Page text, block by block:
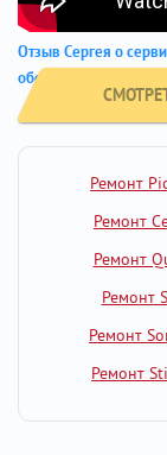
Отзыв Сергея о
обслуживание Хендай
Ремонт
Ремонт
Ремонт
Ремонт
Ремонт
Ремонт